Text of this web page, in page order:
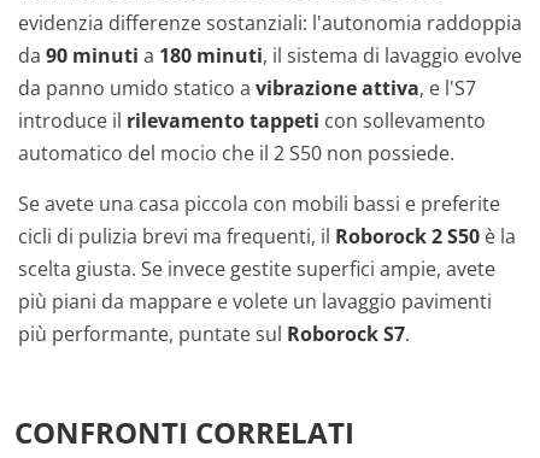
evidenzia differenze sostanziali: l'autonomia raddoppia
da 90 minuti a 180 minuti, il sistema di lavaggio evolve
da panno umido statico a vibrazione attiva, e l'S7
introduce il rilevamento tappeti con sollevamento
automatico del mocio che il 2 S50 non possiede.
Se avete una casa piccola con mobili bassi e preferite
cicli di pulizia brevi ma frequenti, il Roborock 2 S50 è la
scelta giusta. Se invece gestite superfici ampie, avete
più piani da mappare e volete un lavaggio pavimenti
più performante, puntate sul Roborock S7.
CONFRONTI CORRELATI